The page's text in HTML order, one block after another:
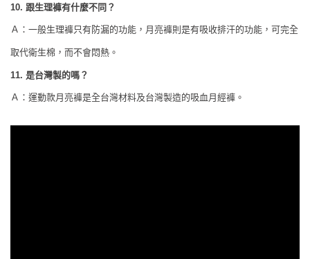
10. 跟生理褲有什麼不同？
Ａ：一般生理褲只有防漏的功能，月亮褲則是有吸收排汗的功能，可完全
取代衛生棉，而不會悶熱。
11. 是台灣製的嗎？
Ａ：運動款月亮褲是全台灣材料及台灣製造的吸血月經褲。